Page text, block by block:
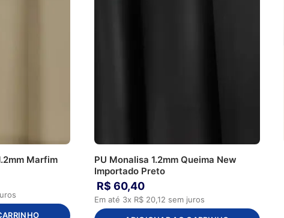
Marfim
PU Monalisa 1.2mm Queima New
Importado Preto
R$ 60,40
Em até 3x R$ 20,12 sem juros